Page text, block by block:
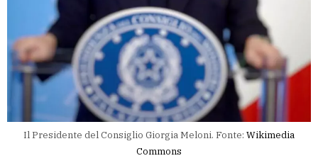
Il Presidente del Consiglio Giorgia Meloni. Fonte: Wikimedia
Commons